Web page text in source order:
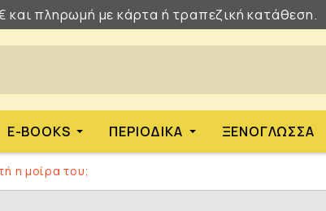
και πληρωμή με κάρτα ή τραπεζική κατάθεση.
E-BOOKS ΠΕΡΙΟΔΙΚΆ ΞΕΝΌΓΛΩΣΣΑ
η μοίρα του;